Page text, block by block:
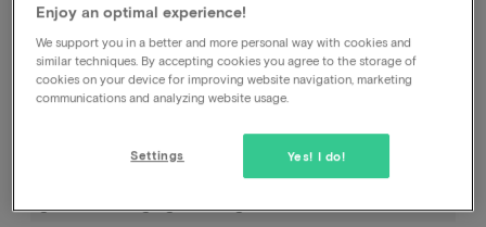
Hoe kan ik mijn boeking annuleren, bij het hotel of
bij jullie?
Hoe kan ik de datum van mijn boeking wijzigen?
Ik heb geboekt en betaald maar tot op heden nog
Enjoy an optimal experience!
We support you in a better and more personal way with cookies and
similar techniques. By accepting cookies you agree to the storage of
cookies on your device for improving website navigation, marketing
communications and analyzing website usage.
Yes! I do!
Settings